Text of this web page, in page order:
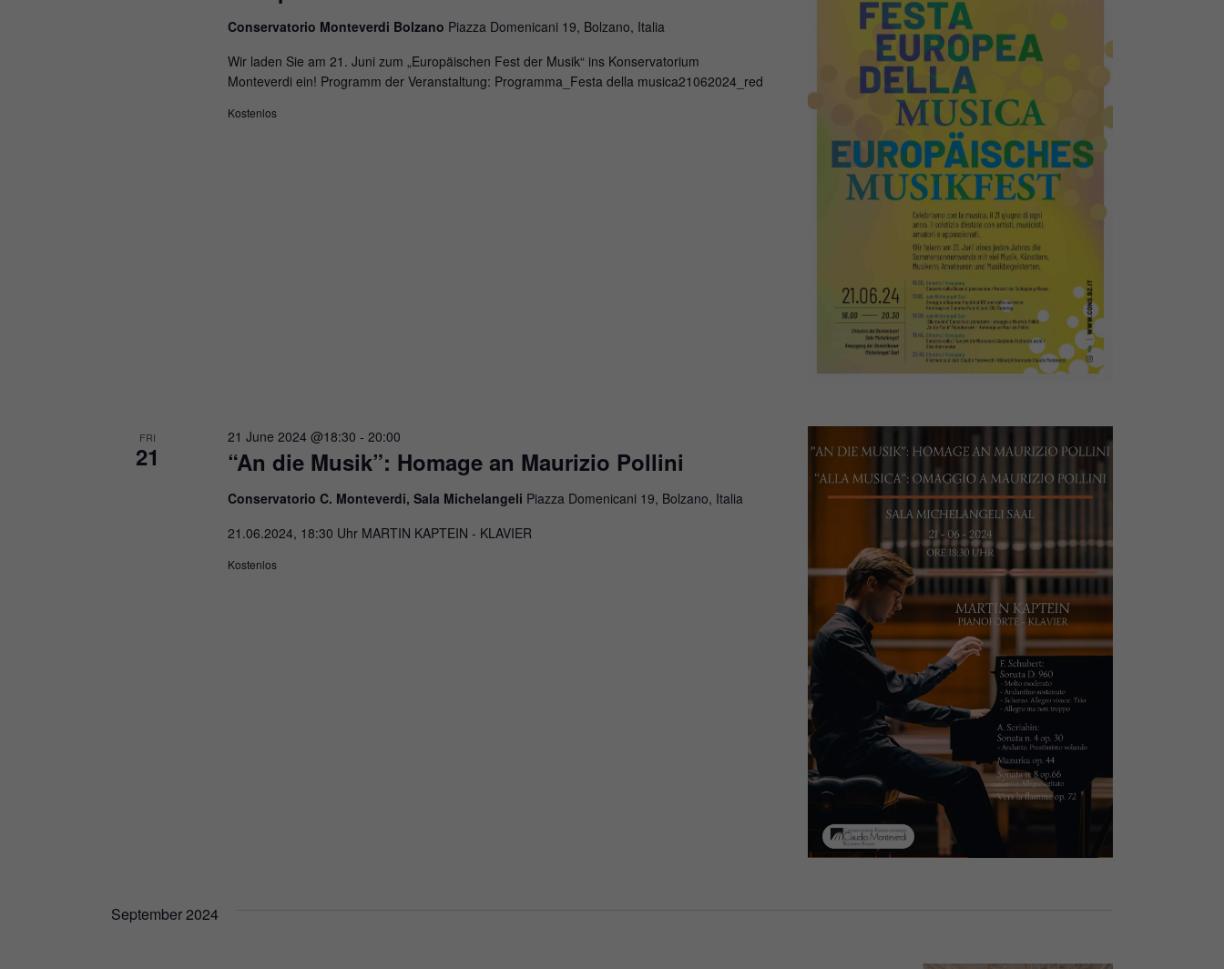
Conservatorio Monteverdi Bolzano Piazza Domenicani 19, Bolzano, Italia
Wir laden Sie am 21. Juni zum „Europäischen Fest der Musik“ ins Konservatorium
Monteverdi ein! Programm der Veranstaltung: Programma_Festa della musica21062024_red
Kostenlos
FRI
21 “An die Musik”: Homage an Maurizio Pollini
21 June 2024 @18:30 - 20:00
Conservatorio C. Monteverdi, Sala Michelangeli Piazza Domenicani 19, Bolzano, Italia
21.06.2024, 18:30 Uhr MARTIN KAPTEIN - KLAVIER
Kostenlos
September 2024